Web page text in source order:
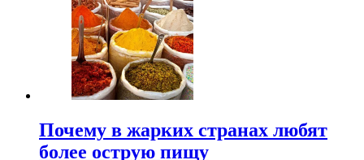
Почему в жарких странах любят
более острую пищу